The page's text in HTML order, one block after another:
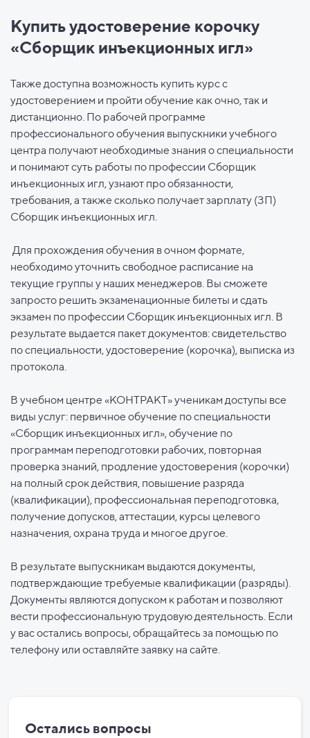
Купить удостоверение корочку
«Сборщик инъекционных игл»
Также доступна возможность купить курс с
удостоверением и пройти обучение как очно, так и
дистанционно. По рабочей программе
профессионального обучения выпускники учебного
центра получают необходимые знания о специальности
и понимают суть работы по профессии Сборщик
инъекционных игл, узнают про обязанности,
требования, а также сколько получает зарплату (ЗП)
Сборщик инъекционных игл.
Для прохождения обучения в очном формате,
необходимо уточнить свободное расписание на
текущие группы у наших менеджеров. Вы сможете
запросто решить экзаменационные билеты и сдать
экзамен по профессии Сборщик инъекционных игл. В
результате выдается пакет документов: свидетельство
по специальности, удостоверение (корочка), выписка из
протокола.
В учебном центре «КОНТРАКТ» ученикам доступы все
виды услуг: первичное обучение по специальности
«Сборщик инъекционных игл», обучение по
программам переподготовки рабочих, повторная
проверка знаний, продление удостоверения (корочки)
на полный срок действия, повышение разряда
(квалификации), профессиональная переподготовка,
получение допусков, аттестации, курсы целевого
назначения, охрана труда и многое другое.
В результате выпускникам выдаются документы,
подтверждающие требуемые квалификации (разряды).
Документы являются допуском к работам и позволяют
вести профессиональную трудовую деятельность. Если
у вас остались вопросы, обращайтесь за помощью по
телефону или оставляйте заявку на сайте.
Остались вопросы